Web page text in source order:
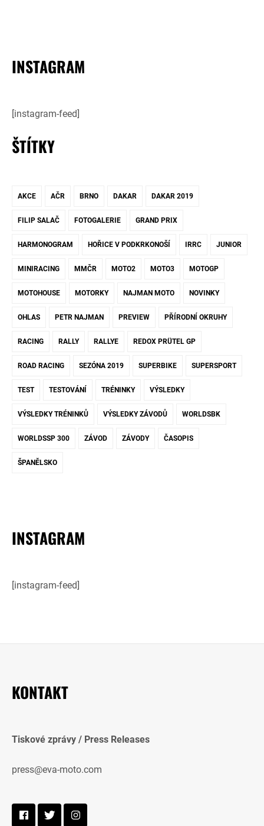
INSTAGRAM
[instagram-feed]
ŠTÍTKY
AKCE AČR BRNO DAKAR DAKAR 2019
FILIP SALAČ FOTOGALERIE GRAND PRIX
HARMONOGRAM HOŘICE V PODKRKONOŠÍ IRRC JUNIOR
MINIRACING MMČR MOTO2 MOTO3 MOTOGP
MOTOHOUSE MOTORKY NAJMAN MOTO NOVINKY
OHLAS PETR NAJMAN PREVIEW PŘÍRODNÍ OKRUHY
RACING RALLY RALLYE REDOX PRÜTEL GP
ROAD RACING SEZÓNA 2019 SUPERBIKE SUPERSPORT
TEST TESTOVÁNÍ TRÉNINKY VÝSLEDKY
VÝSLEDKY TRÉNINKŮ VÝSLEDKY ZÁVODŮ WORLDSBK
WORLDSSP 300 ZÁVOD ZÁVODY ČASOPIS
ŠPANĚLSKO
INSTAGRAM
[instagram-feed]
KONTAKT
Tiskové zprávy / Press Releases
press@eva-moto.com